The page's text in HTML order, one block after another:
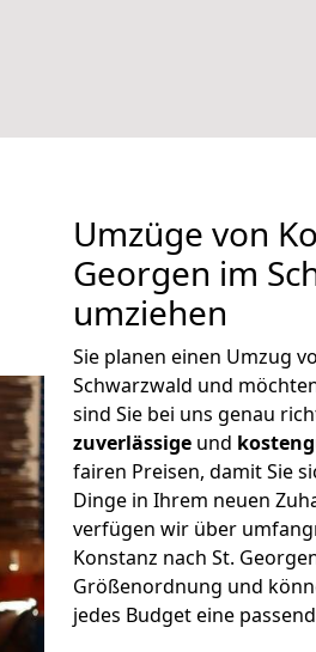
Umzüge von
Georgen im
umziehen
Sie planen einen Umzug
Schwarzwald und
sind Sie bei uns genau
zuverlässige und
fairen Preisen, damit Sie
Dinge in Ihrem neuen
verfügen wir über
Konstanz nach St.
Größenordnung und
jedes Budget eine